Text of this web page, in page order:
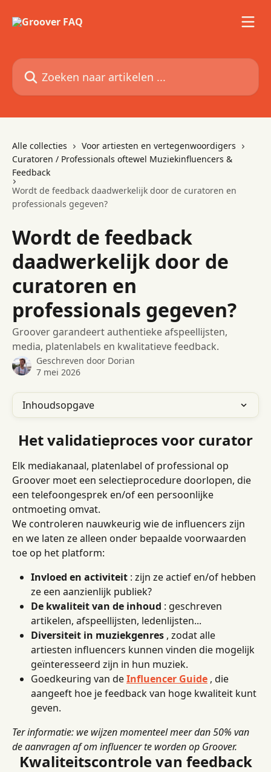
Zoeken naar artikelen ...
Alle collecties
Voor artiesten en vertegenwoordigers
Curatoren / Professionals oftewel Muziekinfluencers &
Feedback
Wordt de feedback daadwerkelijk door de curatoren en
professionals gegeven?
Wordt de feedback
daadwerkelijk door de
curatoren en
professionals gegeven?
Groover garandeert authentieke afspeellijsten,
media, platenlabels en kwalitatieve feedback.
Geschreven door Dorian
7 mei 2026
Inhoudsopgave
Het validatieproces voor curator
Elk mediakanaal, platenlabel of professional op
Groover moet een selectieprocedure doorlopen, die
een telefoongesprek en/of een persoonlijke
ontmoeting omvat.
We controleren nauwkeurig wie de influencers zijn
en we laten ze alleen onder bepaalde voorwaarden
toe op het platform:
Invloed en activiteit : zijn ze actief en/of hebben
ze een aanzienlijk publiek?
De kwaliteit van de inhoud : geschreven
artikelen, afspeellijsten, ledenlijsten...
Diversiteit in muziekgenres , zodat alle
artiesten influencers kunnen vinden die mogelijk
geïnteresseerd zijn in hun muziek.
Goedkeuring van de Influencer Guide , die
aangeeft hoe je feedback van hoge kwaliteit kunt
geven.
Ter informatie: we wijzen momenteel meer dan 50% van
de aanvragen af ​​om influencer te worden op Groover.
Kwaliteitscontrole van feedback